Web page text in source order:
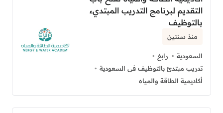
التقديم لبرنامج التدريب المبتديء
بالتوظيف
منذ سنتين
السعودية
رابغ
تدريب مبتدئ بالتوظيف فى السعودية
أكاديمية الطاقة والمياه